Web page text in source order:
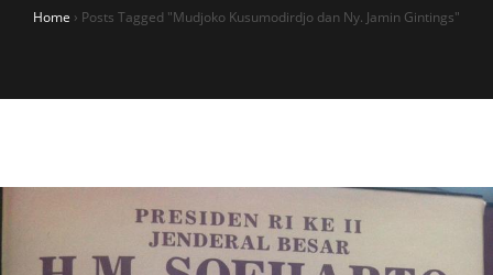
Home › Posts Tagged "Mudjoko Kusumodirdjo dan Ny. Jamin Gintings"